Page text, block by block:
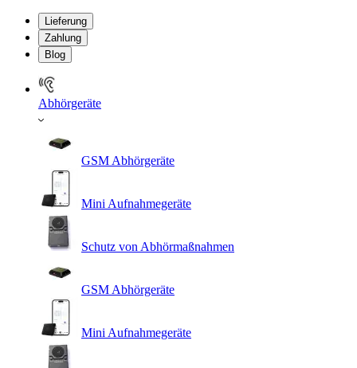
Lieferung
Zahlung
Blog
Abhörgeräte
GSM Abhörgeräte
Mini Aufnahmegeräte
Schutz von Abhörmaßnahmen
GSM Abhörgeräte
Mini Aufnahmegeräte